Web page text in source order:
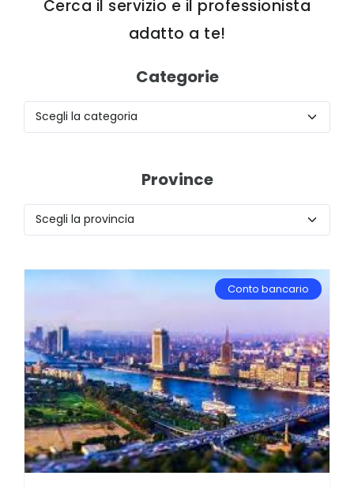
Cerca il servizio e il professionista
adatto a te!
Categorie
Province
Conto bancario